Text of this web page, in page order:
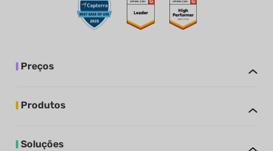
Preços
Produtos
Soluções